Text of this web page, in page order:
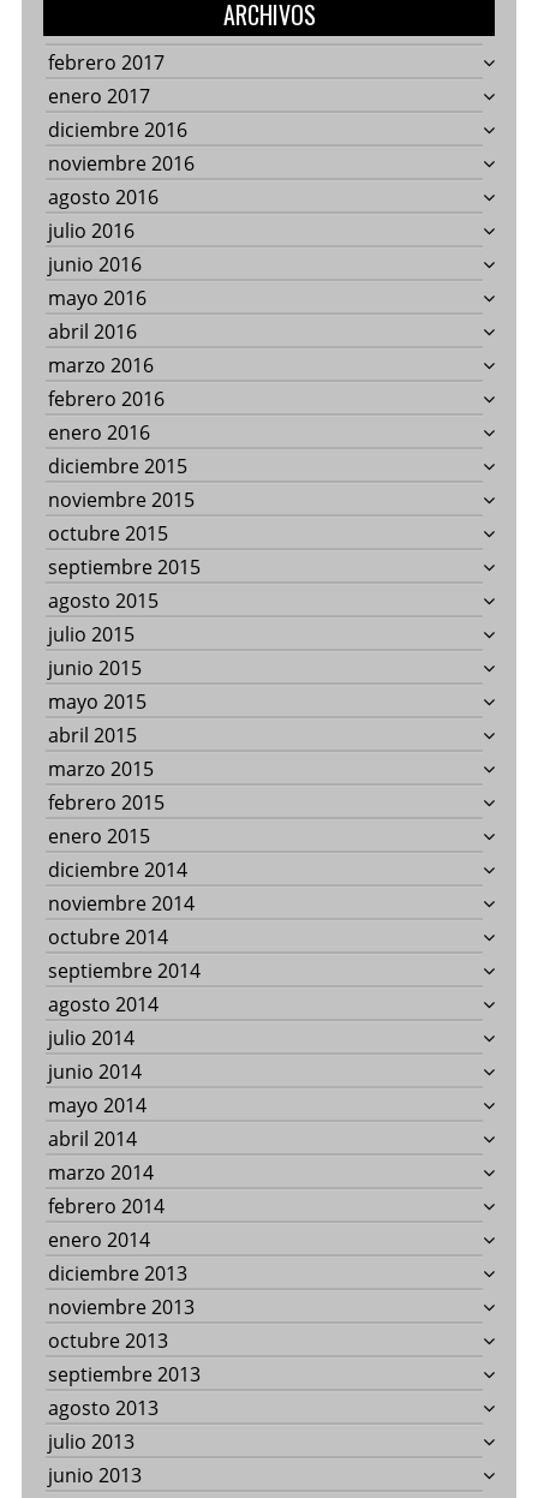
ARCHIVOS
febrero 2017
enero 2017
diciembre 2016
noviembre 2016
agosto 2016
julio 2016
junio 2016
mayo 2016
abril 2016
marzo 2016
febrero 2016
enero 2016
diciembre 2015
noviembre 2015
octubre 2015
septiembre 2015
agosto 2015
julio 2015
junio 2015
mayo 2015
abril 2015
marzo 2015
febrero 2015
enero 2015
diciembre 2014
noviembre 2014
octubre 2014
septiembre 2014
agosto 2014
julio 2014
junio 2014
mayo 2014
abril 2014
marzo 2014
febrero 2014
enero 2014
diciembre 2013
noviembre 2013
octubre 2013
septiembre 2013
agosto 2013
julio 2013
junio 2013